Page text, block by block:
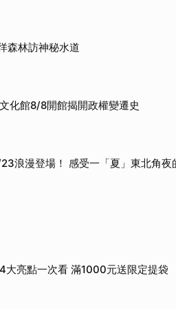
森林訪神秘水道
化館8/8開館揭開政權變遷史
浪漫登場！ 感受一「夏」東北角夜
大亮點一次看 滿1000元送限定提袋